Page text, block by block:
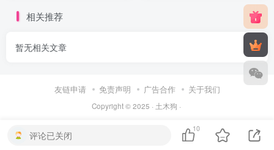
相关推荐
暂无相关文章
友链申请 免责声明 广告合作 关于我们
Copyright © 2025 · 土木狗 ·
评论已关闭
10